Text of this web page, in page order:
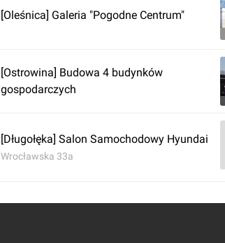
Zaloguj aby
Komentarz do inwestycji Park
[Oleśnica] Galeria "Pogodne Centrum"
[Ostrowina] Budowa 4 budynków
gospodarczych
[Długołęka] Salon Samochodowy Hyundai
Wrocławska 33a